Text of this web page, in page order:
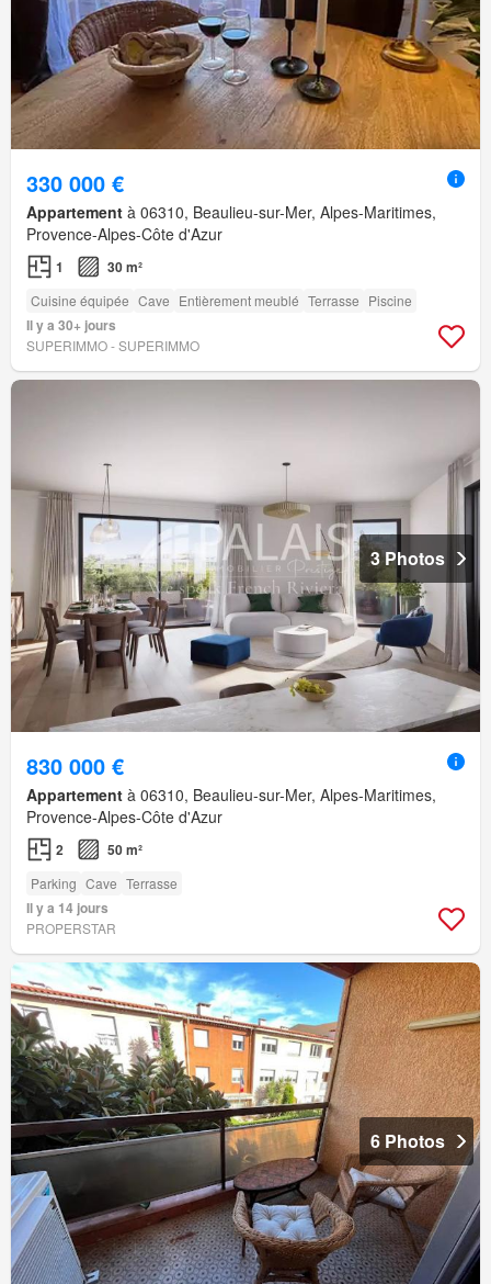
330 000 €
Appartement à 06310, Beaulieu-sur-Mer, Alpes-Maritimes,
Provence-Alpes-Côte d'Azur
1 30 m²
Cuisine équipée Cave Entièrement meublé Terrasse Piscine
Il y a 30+ jours
SUPERIMMO - SUPERIMMO
3 Photos
830 000 €
Appartement à 06310, Beaulieu-sur-Mer, Alpes-Maritimes,
Provence-Alpes-Côte d'Azur
2 50 m²
Parking Cave Terrasse
Il y a 14 jours
PROPERSTAR
6 Photos